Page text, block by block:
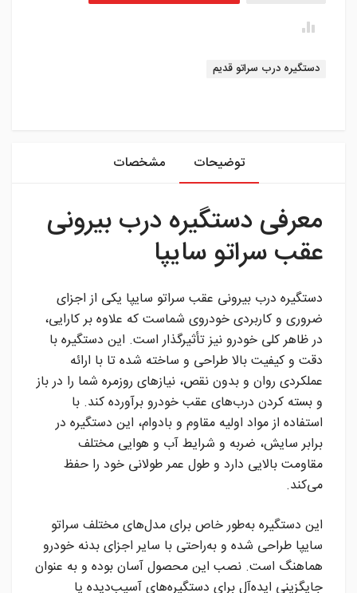
برچسب:
دستگیره درب سراتو قدیم
توضیحات مشخصات
معرفی دستگیره درب بیرونی
عقب سراتو سایپا
دستگیره درب بیرونی عقب سراتو سایپا یکی از اجزای
ضروری و کاربردی خودروی شماست که علاوه بر کارایی،
در ظاهر کلی خودرو نیز تأثیرگذار است. این دستگیره با
دقت و کیفیت بالا طراحی و ساخته شده تا با ارائه
عملکردی روان و بدون نقص، نیازهای روزمره شما را در باز
و بسته کردن درب‌های عقب خودرو برآورده کند. با
استفاده از مواد اولیه مقاوم و بادوام، این دستگیره در
برابر سایش، ضربه و شرایط آب و هوایی مختلف
مقاومت بالایی دارد و طول عمر طولانی خود را حفظ
می‌کند.
این دستگیره به‌طور خاص برای مدل‌های مختلف سراتو
سایپا طراحی شده و به‌راحتی با سایر اجزای بدنه خودرو
هماهنگ است. نصب این محصول آسان بوده و به عنوان
جایگزینی ایده‌آل برای دستگیره‌های آسیب‌دیده یا